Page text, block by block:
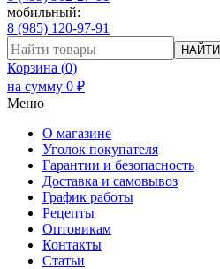
мобильный:
8 (985) 120-97-91
НАЙТИ
Корзина (0)
на сумму 0 ₽
Меню
О магазине
Уголок покупателя
Гарантии и безопасность
Доставка и самовывоз
График работы
Рецепты
Оптовикам
Контакты
Статьи